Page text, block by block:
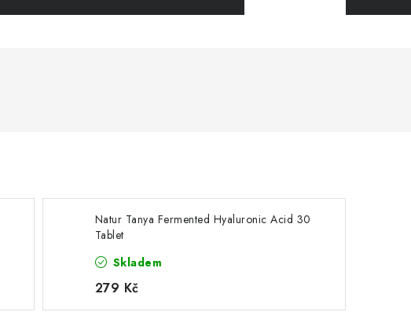
Natur Tanya Fermented Hyaluronic Acid 30
Tablet
Skladem
279 Kč